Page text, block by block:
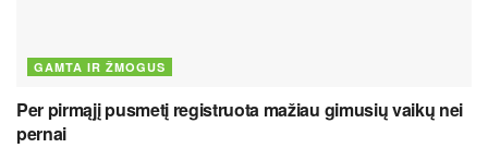
GAMTA IR ŽMOGUS
Per pirmąjį pusmetį registruota mažiau gimusių vaikų nei
pernai